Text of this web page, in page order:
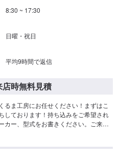
8:30 ~ 17:30
日曜・祝日
平均9時間で返信
店時無料見積
るま工房にお任せください！まずはこ
しております！持ち込みをご希望され
カー、型式をお書きください。ご来店